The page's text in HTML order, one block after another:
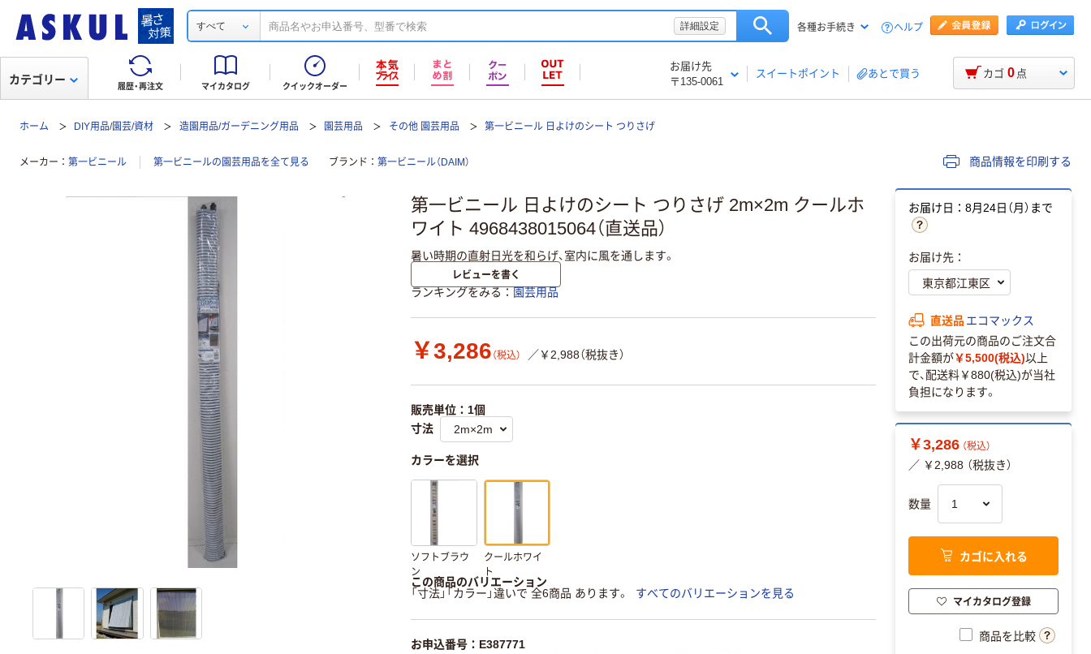
すべて 詳細設定 各種お手続き ヘルプ
履歴・再注文 マイカタログ クイックオーダー
お届け先
〒135-0061
スイートポイント あとで買う
カテゴリー カゴ 0 点
ホーム DIY用品/園芸/資材 造園用品/ガーデニング用品 園芸用品 その他 園芸用品 第一ビニール 日よけのシート つりさげ
メーカー 第一ビニール 第一ビニールの園芸用品を全て見る ブランド 第一ビニール（DAIM） 商品情報を印刷する
第一ビニール 日よけのシート つりさげ 2m×2m クールホ
ワイト 4968438015064（直送品）
暑い時期の直射日光を和らげ、室内に風を通します。
レビューを書く
ランキングをみる 園芸用品
￥3,286 （税込） ／￥2,988（税抜き）
販売単位：1個
寸法
カラーを選択
ソフトブラウ
ン
クールホワイ
ト
この商品のバリエーション
「寸法」「カラー」違いで 全6商品 あります。
すべてのバリエーションを見る
お申込番号：E387771
お届け日：8月24日（月）まで
お届け先：
直送品 エコマックス
この出荷元の商品のご注文合
計金額が￥5,500(税込)以上
で、配送料￥880(税込)が当社
負担になります。
￥3,286 （税込）
／ ￥2,988 （税抜き）
数量
カゴに入れる
マイカタログ登録
商品を比較